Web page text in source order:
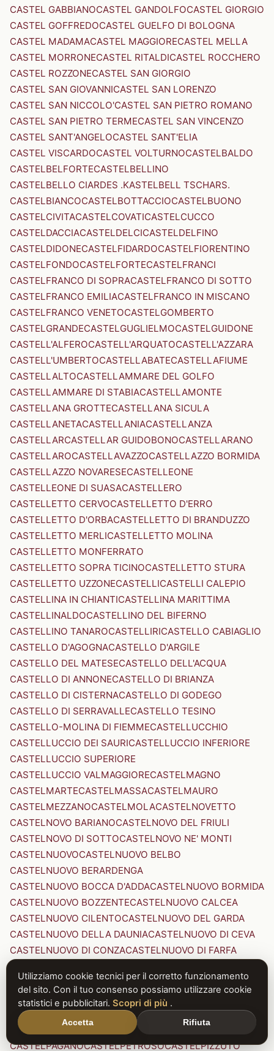
CASTEL GABBIANOCASTEL GANDOLFOCASTEL GIORGIO
CASTEL GOFFREDOCASTEL GUELFO DI BOLOGNA
CASTEL MADAMACASTEL MAGGIORECASTEL MELLA
CASTEL MORRONECASTEL RITALDICASTEL ROCCHERO
CASTEL ROZZONECASTEL SAN GIORGIO
CASTEL SAN GIOVANNICASTEL SAN LORENZO
CASTEL SAN NICCOLO'CASTEL SAN PIETRO ROMANO
CASTEL SAN PIETRO TERMECASTEL SAN VINCENZO
CASTEL SANT'ANGELOCASTEL SANT'ELIA
CASTEL VISCARDOCASTEL VOLTURNOCASTELBALDO
CASTELBELFORTECASTELBELLINO
CASTELBELLO CIARDES .KASTELBELL TSCHARS.
CASTELBIANCOCASTELBOTTACCIOCASTELBUONO
CASTELCIVITACASTELCOVATICASTELCUCCO
CASTELDACCIACASTELDELCICASTELDELFINO
CASTELDIDONECASTELFIDARDOCASTELFIORENTINO
CASTELFONDOCASTELFORTECASTELFRANCI
CASTELFRANCO DI SOPRACASTELFRANCO DI SOTTO
CASTELFRANCO EMILIACASTELFRANCO IN MISCANO
CASTELFRANCO VENETOCASTELGOMBERTO
CASTELGRANDECASTELGUGLIELMOCASTELGUIDONE
CASTELL'ALFEROCASTELL'ARQUATOCASTELL'AZZARA
CASTELL'UMBERTOCASTELLABATECASTELLAFIUME
CASTELLALTOCASTELLAMMARE DEL GOLFO
CASTELLAMMARE DI STABIACASTELLAMONTE
CASTELLANA GROTTECASTELLANA SICULA
CASTELLANETACASTELLANIACASTELLANZA
CASTELLARCASTELLAR GUIDOBONOCASTELLARANO
CASTELLAROCASTELLAVAZZOCASTELLAZZO BORMIDA
CASTELLAZZO NOVARESECASTELLEONE
CASTELLEONE DI SUASACASTELLERO
CASTELLETTO CERVOCASTELLETTO D'ERRO
CASTELLETTO D'ORBACASTELLETTO DI BRANDUZZO
CASTELLETTO MERLICASTELLETTO MOLINA
CASTELLETTO MONFERRATO
CASTELLETTO SOPRA TICINOCASTELLETTO STURA
CASTELLETTO UZZONECASTELLICASTELLI CALEPIO
CASTELLINA IN CHIANTICASTELLINA MARITTIMA
CASTELLINALDOCASTELLINO DEL BIFERNO
CASTELLINO TANAROCASTELLIRICASTELLO CABIAGLIO
CASTELLO D'AGOGNACASTELLO D'ARGILE
CASTELLO DEL MATESECASTELLO DELL'ACQUA
CASTELLO DI ANNONECASTELLO DI BRIANZA
CASTELLO DI CISTERNACASTELLO DI GODEGO
CASTELLO DI SERRAVALLECASTELLO TESINO
CASTELLO-MOLINA DI FIEMMECASTELLUCCHIO
CASTELLUCCIO DEI SAURICASTELLUCCIO INFERIORE
CASTELLUCCIO SUPERIORE
CASTELLUCCIO VALMAGGIORECASTELMAGNO
CASTELMARTECASTELMASSACASTELMAURO
CASTELMEZZANOCASTELMOLACASTELNOVETTO
CASTELNOVO BARIANOCASTELNOVO DEL FRIULI
CASTELNOVO DI SOTTOCASTELNOVO NE' MONTI
CASTELNUOVOCASTELNUOVO BELBO
CASTELNUOVO BERARDENGA
CASTELNUOVO BOCCA D'ADDACASTELNUOVO BORMIDA
CASTELNUOVO BOZZENTECASTELNUOVO CALCEA
CASTELNUOVO CILENTOCASTELNUOVO DEL GARDA
CASTELNUOVO DELLA DAUNIACASTELNUOVO DI CEVA
CASTELNUOVO DI CONZACASTELNUOVO DI FARFA
CASTELNUOVO DI PORTO CASTELNUOVO DON BOSCO
CASTELNUOVO MAGRACASTELNUOVO NIGRA
CASTELNUOVO PARANOCASTELNUOVO RANGONE
CASTELNUOVO SCRIVIA
CASTELNUOVO VAL DI CECINA
CASTELPAGANOCASTELPETROSOCASTELPIZZUTO
Utilizziamo cookie tecnici per il corretto funzionamento
del sito. Con il tuo consenso possiamo utilizzare cookie
statistici e pubblicitari. Scopri di più .
Accetta Rifiuta